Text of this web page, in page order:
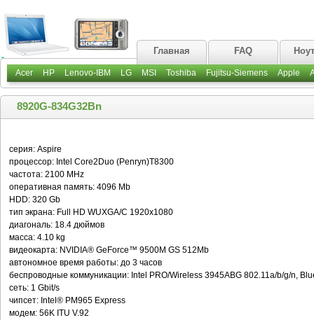
Главная FAQ
Acer HP Lenovo-IBM LG MSI Toshiba Fujitsu-Siemens Apple
8920G-834G32Bn
серия: Aspire
процессор: Intel Core2Duo (Penryn)T8300
частота: 2100 MHz
оперативная память: 4096 Mb
HDD: 320 Gb
тип экрана: Full HD WUXGA/C 1920x1080
диагональ: 18.4 дюймов
масса: 4.10 kg
видеокарта: NVIDIA® GeForce™ 9500M GS 512Mb
автономное время работы: до 3 часов
беспроводные коммуникации: Intel PRO/Wireless 3945ABG 802.11a/b/g/n,
сеть: 1 Gbit/s
чипсет: Intel® PM965 Express
модем: 56K ITU V.92